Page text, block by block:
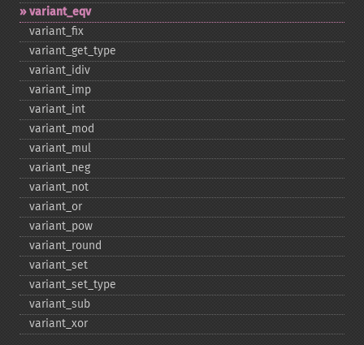
variant_​eqv
variant_​fix
variant_​get_​type
variant_​idiv
variant_​imp
variant_​int
variant_​mod
variant_​mul
variant_​neg
variant_​not
variant_​or
variant_​pow
variant_​round
variant_​set
variant_​set_​type
variant_​sub
variant_​xor